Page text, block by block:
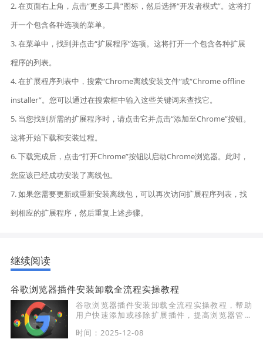
2. 在页面右上角，点击“更多工具”图标，然后选择“开发者模式”。这将打
开一个包含各种选项的菜单。
3. 在菜单中，找到并点击“扩展程序”选项。这将打开一个包含各种扩展
程序的列表。
4. 在扩展程序列表中，搜索“Chrome离线安装文件”或“Chrome offline
installer”。您可以通过在搜索框中输入这些关键词来查找它。
5. 当您找到所需的扩展程序时，请点击它并点击“添加至Chrome”按钮。
这将开始下载和安装过程。
6. 下载完成后，点击“打开Chrome”按钮以启动Chrome浏览器。此时，
您应该已经成功安装了离线包。
7. 如果您需要更新或重新安装离线包，可以再次访问扩展程序列表，找
到相应的扩展程序，然后重复上述步骤。
继续阅读
谷歌浏览器插件安装卸载全流程实操教程
谷歌浏览器插件安装卸载全流程实操教程，帮助
用户快速添加或移除扩展插件，提高浏览器管理
时间：2025-12-08